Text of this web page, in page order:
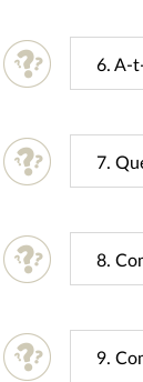
6. A-
7.
8.
9.